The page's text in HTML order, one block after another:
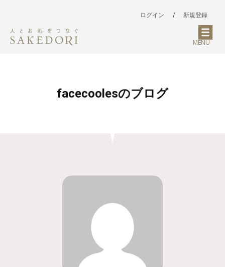
ログイン / 新規登録
MENU
facecoolesのブログ